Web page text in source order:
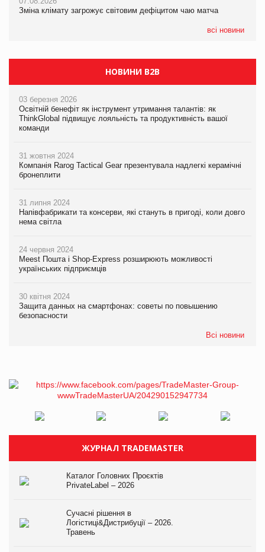
Зміна клімату загрожує світовим дефіцитом чаю матча
всі новини
Зміна клімату загрожує світовим дефіцитом чаю матча
НОВИНИ B2B
03 березня 2026
Освітній бенефіт як інструмент утримання талантів: як
ThinkGlobal підвищує лояльність та продуктивність вашої
команди
31 жовтня 2024
Компанія Rarog Tactical Gear презентувала надлегкі керамічні
бронеплити
31 липня 2024
Напівфабрикати та консерви, які стануть в пригоді, коли довго
нема світла
24 червня 2024
Meest Пошта і Shop-Express розширюють можливості
українських підприємців
30 квітня 2024
Защита данных на смартфонах: советы по повышению
безопасности
Всі новини
ЖУРНАЛ TRADEMASTER
Каталог Головних Проєктів
PrivateLabel – 2026
Сучасні рішення в
Логістиці&Дистрибуції – 2026.
Травень